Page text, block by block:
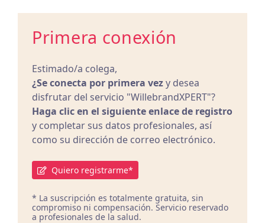
Primera conexión
Estimado/a colega,
¿Se conecta por primera vezy desea
disfrutar del servicio "WillebrandXPERT"?
Haga clic en el siguiente enlace de registro
y completar sus datos profesionales, así
como su dirección de correo electrónico.
Quiero registrarme*
* La suscripción es totalmente gratuita, sin
compromiso ni compensación. Servicio reservado
a profesionales de la salud.